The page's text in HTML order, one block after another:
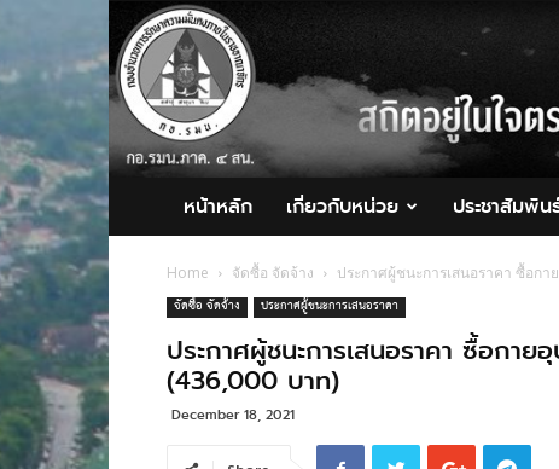
กอ.รมน.ภาค
4
สน.
หน้าหลัก เกี่ยวกับหน่วย ประชาสัมพัน
Home จัดซื้อ จัดจ้าง ประกาศผู้ชนะการเสนอราคา ซื้อกา
จัดซื้อ จัดจ้าง ประกาศผู้ชนะการเสนอราคา
ประกาศผู้ชนะการเสนอราคา ซื้อกาย
(436,000 บาท)
December 18, 2021